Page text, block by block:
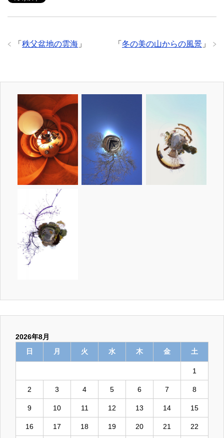
「 冬の美の山からの風景 」
「 秩父盆地の雲海 」
2026年8月
日
月 火 水 木 金 土
1
2 3 4 5 6 7 8
9 10 11 12 13 14 15
16 17 18 19 20 21 22